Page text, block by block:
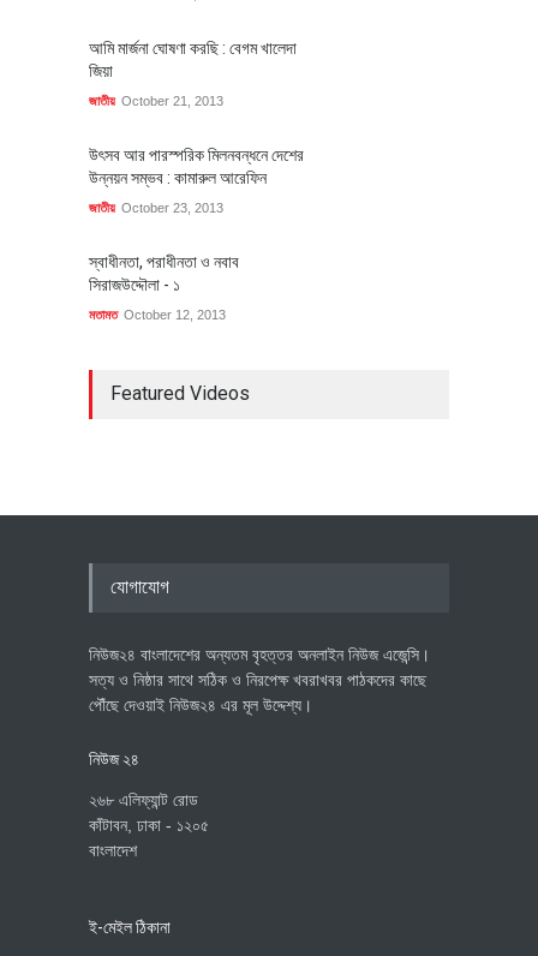
আমি মার্জনা ঘোষণা করছি : বেগম খালেদা
জিয়া
জাতীয় October 21, 2013
উৎসব আর পারস্পরিক মিলনবন্ধনে দেশের
উন্নয়ন সম্ভব : কামারুল আরেফিন
জাতীয় October 23, 2013
স্বাধীনতা, পরাধীনতা ও নবাব
সিরাজউদ্দৌলা - ১
মতামত October 12, 2013
Featured Videos
যোগাযোগ
নিউজ২৪ বাংলাদেশের অন্যতম বৃহত্তর অনলাইন নিউজ এজেন্সি।
সত্য ও নিষ্ঠার সাথে সঠিক ও নিরপেক্ষ খবরাখবর পাঠকদের কাছে
পৌঁছে দেওয়াই নিউজ২৪ এর মূল উদ্দেশ্য।
নিউজ ২৪
২৬৮ এলিফ্যান্ট রোড
কাঁটাবন, ঢাকা - ১২০৫
বাংলাদেশ
ই-মেইল ঠিকানা